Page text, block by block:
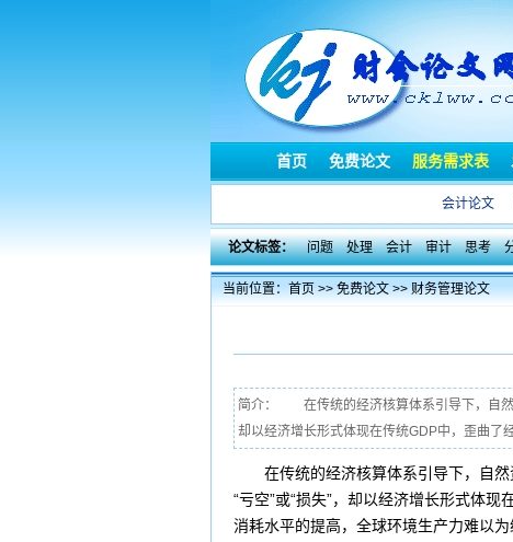
首页 免费论文 服务需求表
会计论文
论文标签： 问题 处理 会计 审计 思考
当前位置：首页>>免费论文>>财务管理论文
简介： 在传统的经济核算体系引导下，自然
却以经济增长形式体现在传统GDP中，歪曲了
在传统的经济核算体系引导下，自然
“亏空”或“损失”，却以经济增长形式体
消耗水平的提高，全球环境生产力难以